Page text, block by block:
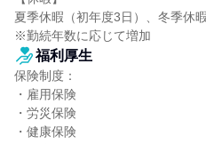
夏季休暇（初年度3日）、冬季休
※勤続年数に応じて増加
福利厚生
保険制度：
・雇用保険
・労災保険
・健康保険